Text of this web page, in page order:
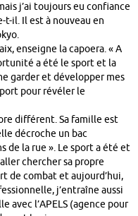
j’ai toujours eu confiance
il. Il est à nouveau en
enseigne la capoera. « A
a été le sport et la
garder et développer mes
pour révéler le
différent. Sa famille est
décroche un bac
de la rue ». Le sport a été et
chercher sa propre
de combat et aujourd’hui,
j’entraîne aussi
avec l’APELS (agence pour